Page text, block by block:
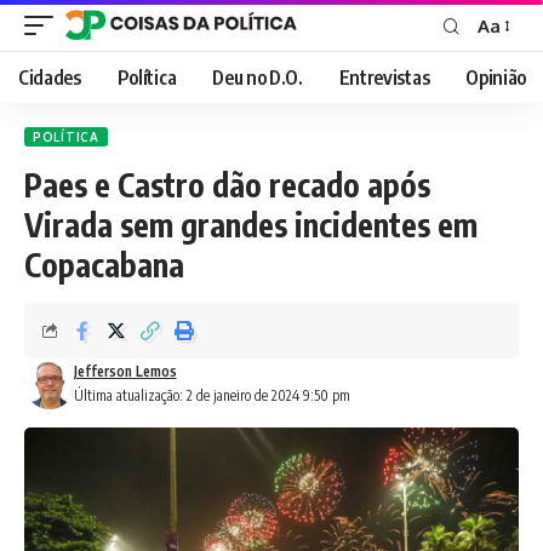
Font
Resizer
Aa
Cidades Política Deu no D.O. Entrevistas Opinião
POLÍTICA
Paes e Castro dão recado após
Virada sem grandes incidentes em
Copacabana
Última atualização: 2 de janeiro de 2024 9:50 pm
Jefferson Lemos